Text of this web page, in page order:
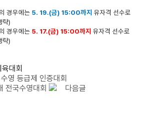
경우에는 5. 19.(금) 15:00까지 유자격 선수로
략)
경우에는 5. 17.(금) 15:00까지 유자격 선수로
략)
대회
영 등급제 인증대회
전국수영대회
다음글